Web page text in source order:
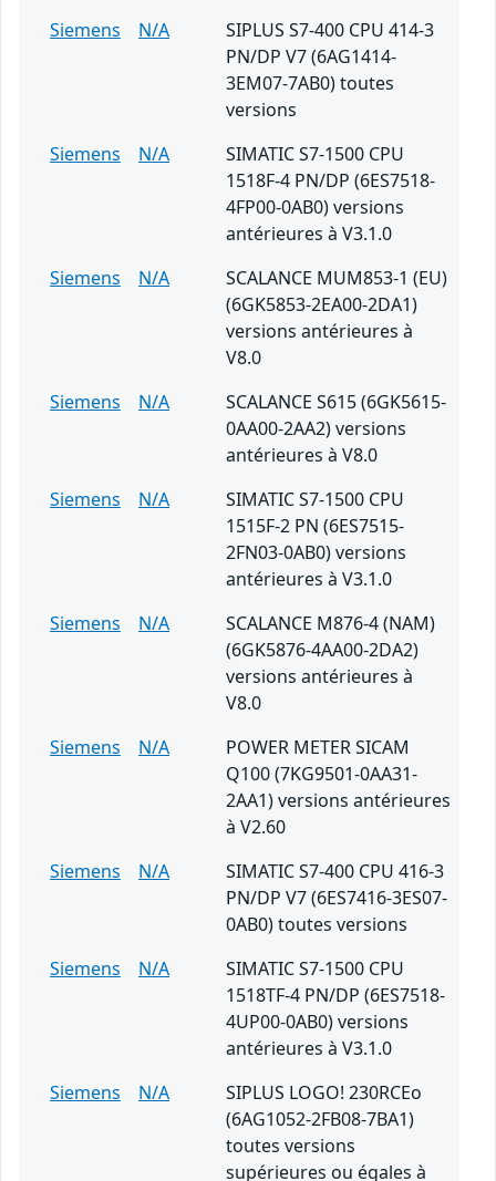
Siemens
N/A
SIPLUS S7-400 CPU 414-3
PN/DP V7 (6AG1414-
3EM07-7AB0) toutes
versions
Siemens
N/A
SIMATIC S7-1500 CPU
1518F-4 PN/DP (6ES7518-
4FP00-0AB0) versions
antérieures à V3.1.0
Siemens
N/A
SCALANCE MUM853-1 (EU)
(6GK5853-2EA00-2DA1)
versions antérieures à
V8.0
Siemens
N/A
SCALANCE S615 (6GK5615-
0AA00-2AA2) versions
antérieures à V8.0
Siemens
N/A
SIMATIC S7-1500 CPU
1515F-2 PN (6ES7515-
2FN03-0AB0) versions
antérieures à V3.1.0
Siemens
N/A
SCALANCE M876-4 (NAM)
(6GK5876-4AA00-2DA2)
versions antérieures à
V8.0
Siemens
N/A
POWER METER SICAM
Q100 (7KG9501-0AA31-
2AA1) versions antérieures
à V2.60
Siemens
N/A
SIMATIC S7-400 CPU 416-3
PN/DP V7 (6ES7416-3ES07-
0AB0) toutes versions
Siemens
N/A
SIMATIC S7-1500 CPU
1518TF-4 PN/DP (6ES7518-
4UP00-0AB0) versions
antérieures à V3.1.0
Siemens
N/A
SIPLUS LOGO! 230RCEo
(6AG1052-2FB08-7BA1)
toutes versions
supérieures ou égales à